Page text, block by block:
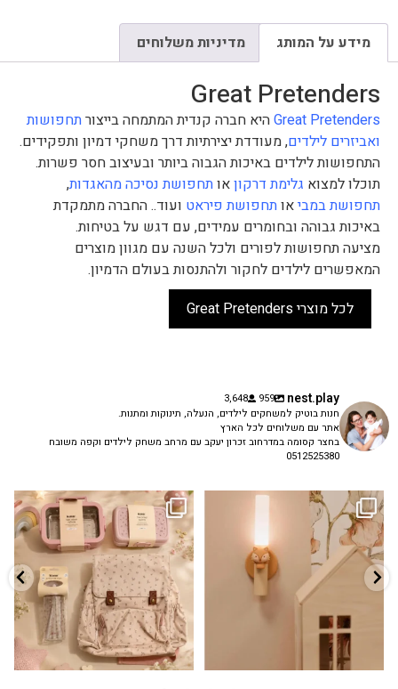
מידע על המותג מדיניות משלוחים
Great Pretenders
Great Pretendersהיא חברה קנדית המתמחה בייצורתחפושות
ואביזרים לילדים, מעודדת יצירתיות דרך משחקי דמיון ותפקידים.
התחפושות לילדים באיכות הגבוה ביותר ובעיצוב חסר פשרות.
תוכלו למצוא גלימת דרקוןאותחפושת נסיכה מהאגדות,
תחפושת במביאותחפושת פיראט ועוד.. החברה מתמקדת
באיכות גבוהה ובחומרים עמידים, עם דגש על בטיחות.
מציעה תחפושות לפורים ולכל השנה עם מגוון מוצרים
המאפשרים לילדים לחקור ולהתנסות בעולם הדמיון.
לכל מוצרי Great Pretenders
nest.play
959
3,648
חנות בוטיק למשחקים לילדים, הנעלה, תינוקות ומתנות.
אתר עם משלוחים לכל הארץ
בחצר קסומה במדרחוב זכרון יעקב עם מרחב משחק לילדים וקפה משובח
0512525380
✨ חוזרים למסגרת בסטייל! ✨
הקולקציה החדשה...
9 4
גם פריט עיצובי לחדר, גם מנורת לילה
...
3 0